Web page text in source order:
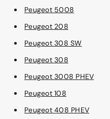
Peugeot 5008
Peugeot 208
Peugeot 308 SW
Peugeot 308
Peugeot 3008 PHEV
Peugeot 108
Peugeot 408 PHEV